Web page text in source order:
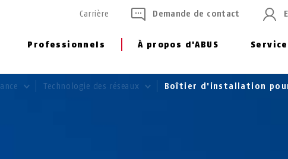
Professionnels À propos d'ABUS Service
Carrière Demande de contact
Technologie des réseaux Boîtier d'installation